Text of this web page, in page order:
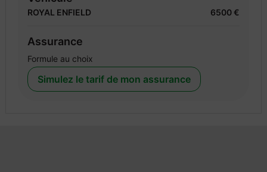
ROYAL ENFIELD 6500 €
Assurance
Formule au choix
Simulez le tarif de mon assurance